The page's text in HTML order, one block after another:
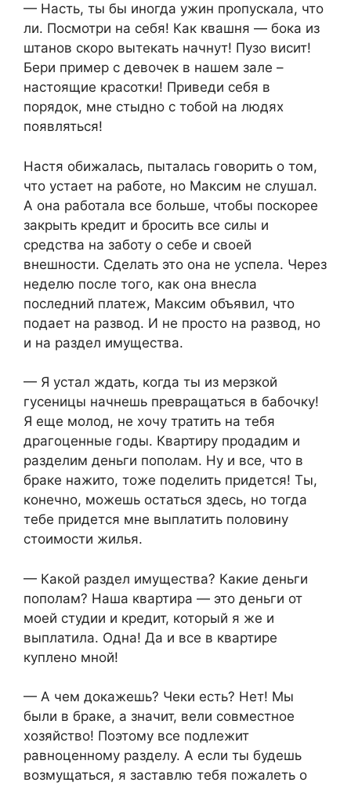
— Насть, ты бы иногда ужин пропускала, что
ли. Посмотри на себя! Как квашня — бока из
штанов скоро вытекать начнут! Пузо висит!
Бери пример с девочек в нашем зале –
настоящие красотки! Приведи себя в
порядок, мне стыдно с тобой на людях
появляться!
Настя обижалась, пыталась говорить о том,
что устает на работе, но Максим не слушал.
А она работала все больше, чтобы поскорее
закрыть кредит и бросить все силы и
средства на заботу о себе и своей
внешности. Сделать это она не успела. Через
неделю после того, как она внесла
последний платеж, Максим объявил, что
подает на развод. И не просто на развод, но
и на раздел имущества.
— Я устал ждать, когда ты из мерзкой
гусеницы начнешь превращаться в бабочку!
Я еще молод, не хочу тратить на тебя
драгоценные годы. Квартиру продадим и
разделим деньги пополам. Ну и все, что в
браке нажито, тоже поделить придется! Ты,
конечно, можешь остаться здесь, но тогда
тебе придется мне выплатить половину
стоимости жилья.
— Какой раздел имущества? Какие деньги
пополам? Наша квартира — это деньги от
моей студии и кредит, который я же и
выплатила. Одна! Да и все в квартире
куплено мной!
— А чем докажешь? Чеки есть? Нет! Мы
были в браке, а значит, вели совместное
хозяйство! Поэтому все подлежит
равноценному разделу. А если ты будешь
возмущаться, я заставлю тебя пожалеть о